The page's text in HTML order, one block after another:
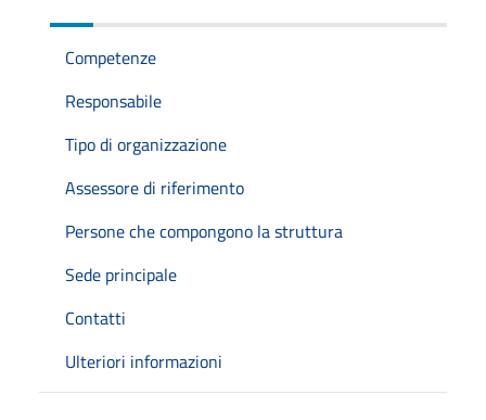
Competenze
Responsabile
Tipo di organizzazione
Assessore di riferimento
Persone che compongono la struttura
Sede principale
Contatti
Ulteriori informazioni